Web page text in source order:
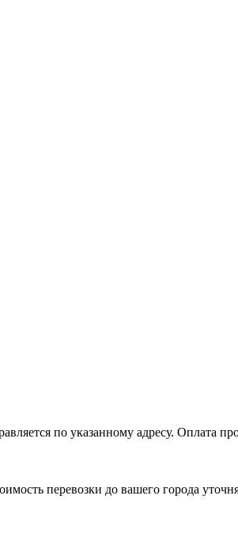
по указанному адресу. Оплата
перевозки до вашего города